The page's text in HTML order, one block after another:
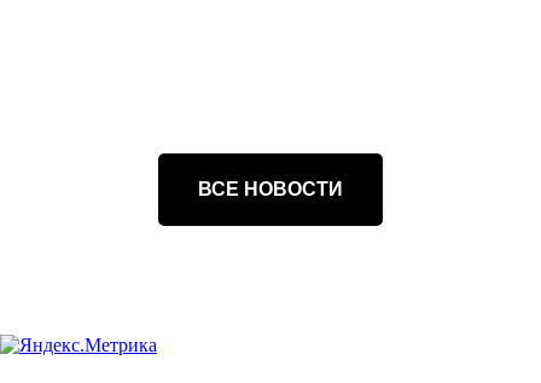
ВСЕ НОВОСТИ